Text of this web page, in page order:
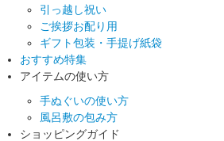
引っ越し祝い
ご挨拶お配り用
ギフト包装・手提げ紙袋
おすすめ特集
アイテムの使い方
手ぬぐいの使い方
風呂敷の包み方
ショッピングガイド